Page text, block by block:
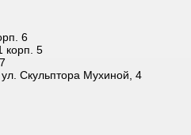
6
корп. 5
Скульптора Мухиной, 4